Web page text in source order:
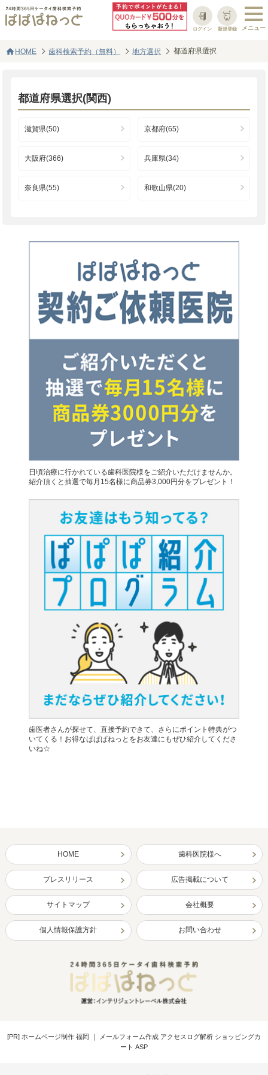
新規登録
ログイン
homeHOME 歯科検索予約（無料） 地方選択 都道府県選択
都道府県選択(関西)
滋賀県(50) 京都府(65)
大阪府(366) 兵庫県(34)
奈良県(55) 和歌山県(20)
日頃治療に行かれている歯科医院様をご紹介いただけませんか。
紹介頂くと抽選で毎月15名様に商品券3,000円分をプレゼント！
歯医者さんが探せて、直接予約できて、さらにポイント特典がつ
いてくる！お得なぱぱぱねっとをお友達にもぜひ紹介してくださ
いね☆
HOME 歯科医院様へ
プレスリリース 広告掲載について
サイトマップ 会社概要
個人情報保護方針 お問い合わせ
[PR] ホームページ制作 福岡 ｜
メールフォーム作成 アクセスログ解析 ショッピングカ
ート ASP